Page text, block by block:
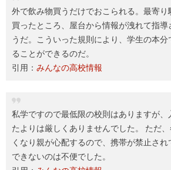
外で飲み物買うだけでおこられる。最寄
買ったところ、屋台から情報が洩れて指導
うだ。こういった規則により、学生の本
ることができるのだ。
引用： みんなの高校情報
私学ですので最低限の校則はありますが
たよりは厳しくありませんでした。 ただ
くなり親が心配するので、携帯が禁止さ
できないのは不便でした。